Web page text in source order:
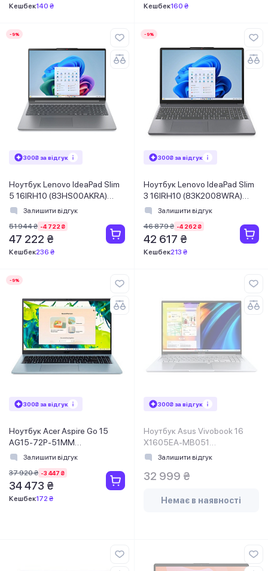
Кешбек140 ₴ Кешбек160 ₴
-9%
300₴ за відгук
Ноутбук Lenovo IdeaPad Slim
5 16IRH10 (83HS00AKRA)
Luna Grey
Залишити відгук
51 944 ₴ -4 722 ₴
47 222 ₴
Кешбек236 ₴
-9%
300₴ за відгук
Ноутбук Lenovo IdeaPad Slim
3 16IRH10 (83K2008WRA)
Luna Grey
Залишити відгук
46 879 ₴ -4 262 ₴
42 617 ₴
Кешбек213 ₴
-9%
300₴ за відгук
Ноутбук Acer Aspire Go 15
AG15-72P-51MM
(NX.JW6EU.002) Blue
Залишити відгук
37 920 ₴ -3 447 ₴
34 473 ₴
Кешбек172 ₴
300₴ за відгук
Ноутбук Asus Vivobook 16
X1605EA-MB051
(90NB0ZE2-M00230)
Залишити відгук
32 999 ₴
Немає в наявності